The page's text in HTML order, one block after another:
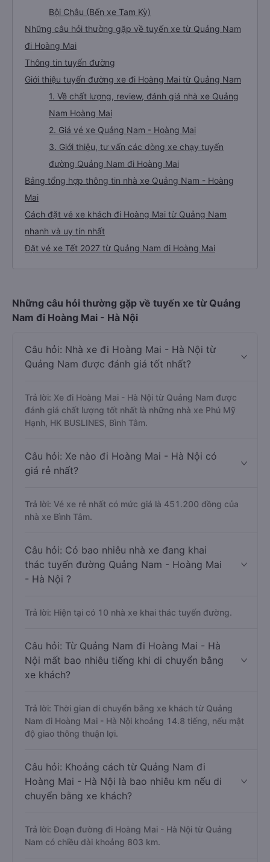
Bội Châu (Bến xe Tam Kỳ)
Những câu hỏi thường gặp về tuyến xe từ Quảng Nam
đi Hoàng Mai
Thông tin tuyến đường
Giới thiệu tuyến đường xe đi Hoàng Mai từ Quảng Nam
1. Về chất lượng, review, đánh giá nhà xe Quảng
Nam Hoàng Mai
2. Giá vé xe Quảng Nam - Hoàng Mai
3. Giới thiệu, tư vấn các dòng xe chạy tuyến
đường Quảng Nam đi Hoàng Mai
Bảng tổng hợp thông tin nhà xe Quảng Nam - Hoàng
Mai
Cách đặt vé xe khách đi Hoàng Mai từ Quảng Nam
nhanh và uy tín nhất
Đặt vé xe Tết 2027 từ Quảng Nam đi Hoàng Mai
Những câu hỏi thường gặp về tuyến xe từ Quảng
Nam đi Hoàng Mai - Hà Nội
Câu hỏi: Nhà xe đi Hoàng Mai - Hà Nội từ
Quảng Nam được đánh giá tốt nhất?
Trả lời: Xe đi Hoàng Mai - Hà Nội từ Quảng Nam được
đánh giá chất lượng tốt nhất là những nhà xe Phú Mỹ
Hạnh, HK BUSLINES, Bình Tâm.
Câu hỏi: Xe nào đi Hoàng Mai - Hà Nội có
giá rẻ nhất?
Trả lời: Vé xe rẻ nhất có mức giá là 451.200 đồng của
nhà xe Bình Tâm.
Câu hỏi: Có bao nhiêu nhà xe đang khai
thác tuyến đường Quảng Nam - Hoàng Mai
- Hà Nội ?
Trả lời: Hiện tại có 10 nhà xe khai thác tuyến đường.
Câu hỏi: Từ Quảng Nam đi Hoàng Mai - Hà
Nội mất bao nhiêu tiếng khi di chuyển bằng
xe khách?
Trả lời: Thời gian di chuyển bằng xe khách từ Quảng
Nam đi Hoàng Mai - Hà Nội khoảng 14.8 tiếng, nếu mật
độ giao thông thuận lợi.
Câu hỏi: Khoảng cách từ Quảng Nam đi
Hoàng Mai - Hà Nội là bao nhiêu km nếu di
chuyển bằng xe khách?
Trả lời: Đoạn đường đi Hoàng Mai - Hà Nội từ Quảng
Nam có chiều dài khoảng 803 km.